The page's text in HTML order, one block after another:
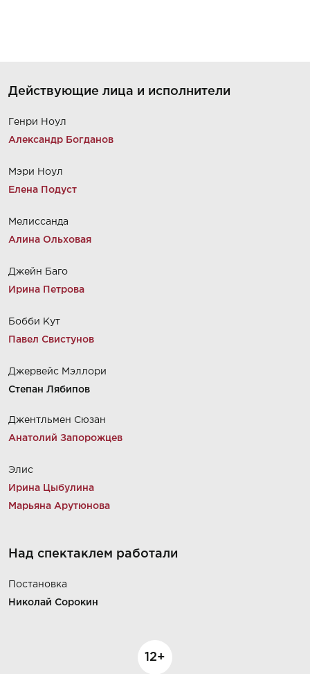
Действующие лица и исполнители
Генри Ноул
Александр Богданов
Мэри Ноул
Елена Подуст
Мелиссанда
Алина Ольховая
Джейн Баго
Ирина Петрова
Бобби Кут
Павел Свистунов
Джервейс Мэллори
Степан Лябипов
Джентльмен Сюзан
Анатолий Запорожцев
Элис
Ирина Цыбулина
Марьяна Арутюнова
Над спектаклем работали
Постановка
Николай Сорокин
12+